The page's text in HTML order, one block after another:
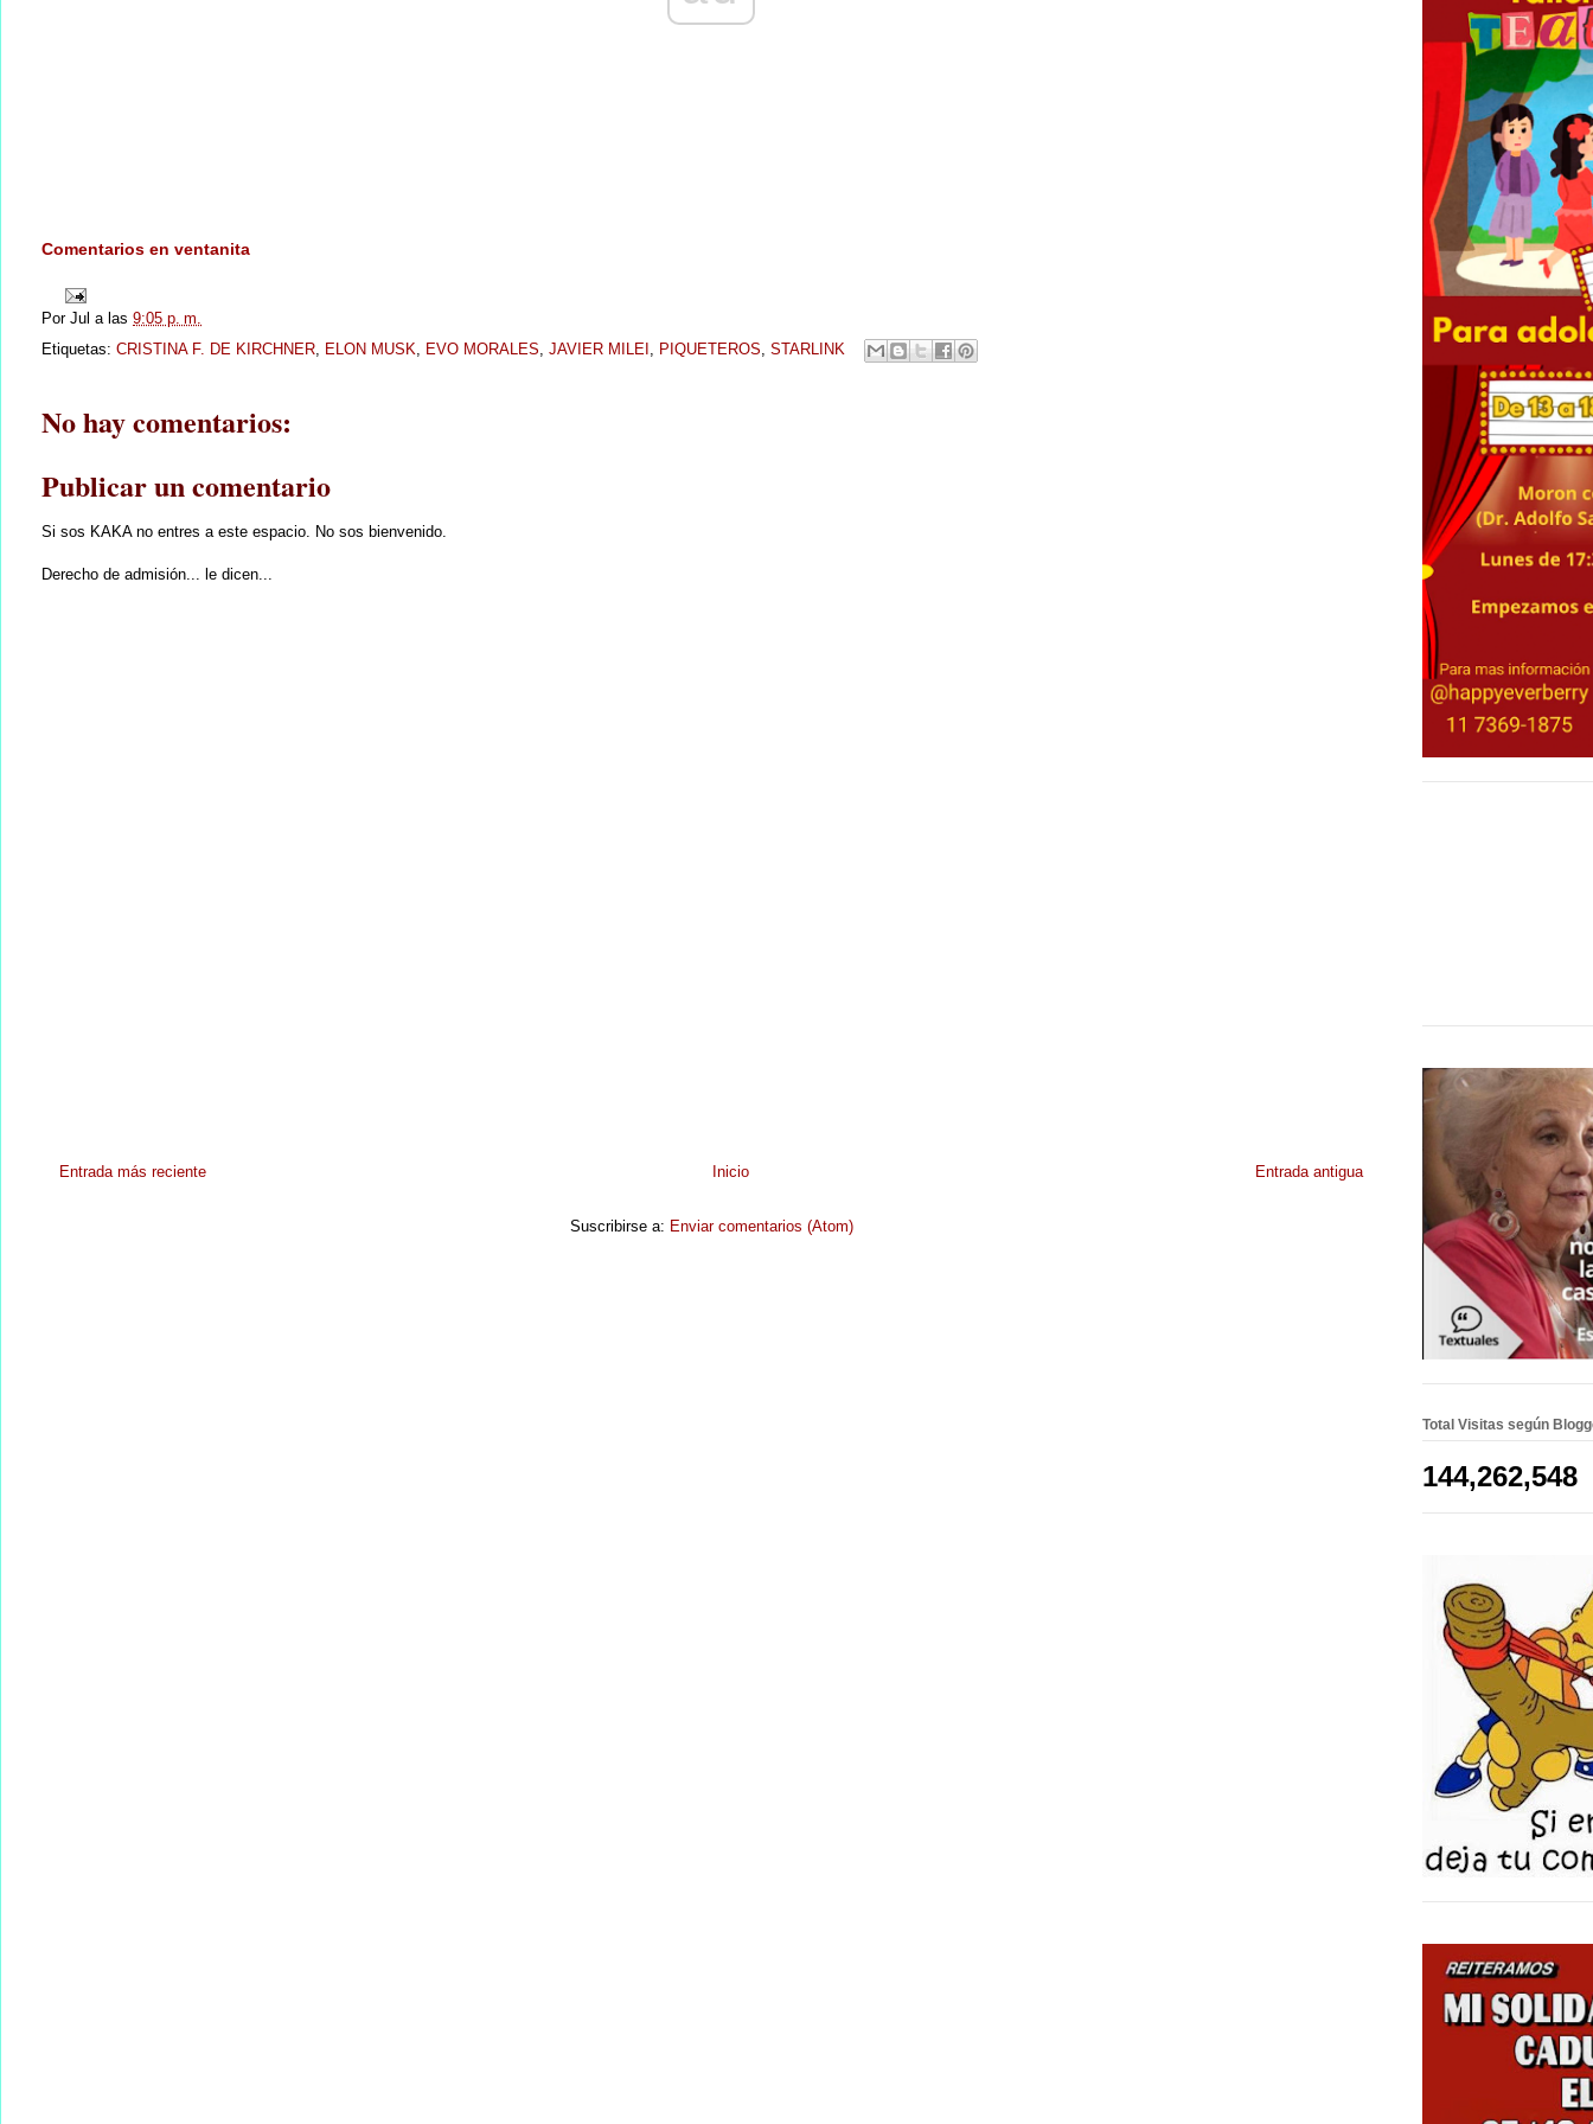
Comentarios en ventanita
Por Jul a las 9:05 p. m.
Etiquetas: CRISTINA F. DE KIRCHNER ELON MUSK EVO MORALES JAVIER MILEI PIQUETEROS STARLINK
No hay comentarios:
Publicar un comentario
Si sos KAKA no entres a este espacio. No sos bienvenido.
Derecho de admisión... le dicen...
Entrada más reciente Entrada antigua
Inicio
Suscribirse a: Enviar comentarios (Atom)
Total Visitas según
144,262,548